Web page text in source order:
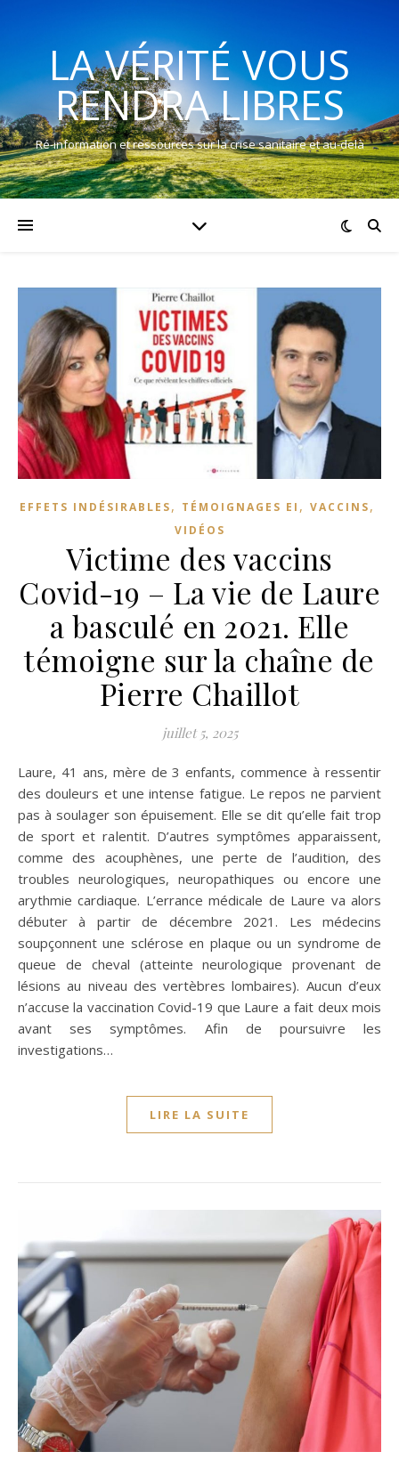
LA VÉRITÉ VOUS
RENDRA LIBRES
Ré-information et ressources sur la crise sanitaire et au-delà
EFFETS INDÉSIRABLES, TÉMOIGNAGES EI , VACCINS,
VIDÉOS
Victime des vaccins
Covid-19 – La vie de Laure
a basculé en 2021. Elle
témoigne sur la chaîne de
Pierre Chaillot
juillet 5, 2025
Laure, 41 ans, mère de 3 enfants, commence à ressentir
des douleurs et une intense fatigue. Le repos ne parvient
pas à soulager son épuisement. Elle se dit qu’elle fait trop
de sport et ralentit. D’autres symptômes apparaissent,
comme des acouphènes, une perte de l’audition, des
troubles neurologiques, neuropathiques ou encore une
arythmie cardiaque. L’errance médicale de Laure va alors
débuter à partir de décembre 2021. Les médecins
soupçonnent une sclérose en plaque ou un syndrome de
queue de cheval (atteinte neurologique provenant de
lésions au niveau des vertèbres lombaires). Aucun d’eux
n’accuse la vaccination Covid-19 que Laure a fait deux mois
avant ses symptômes. Afin de poursuivre les
investigations…
LIRE LA SUITE